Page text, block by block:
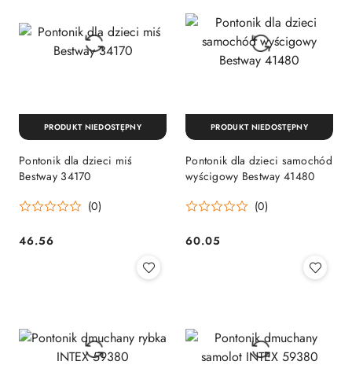
Pontonik dla dzieci miś
Bestway 34170
(0)
Cena:
46.56
PRODUKT NIEDOSTĘPNY
Pontonik dla dzieci samochód
wyścigowy Bestway 41480
(0)
Cena:
60.05
PRODUKT NIEDOSTĘPNY